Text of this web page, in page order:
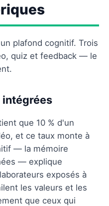
plafond cognitif. Trois
quiz et feedback — le
intégrées
que 10 % d'un
et ce taux monte à
— la mémoire
— explique
exposés à
les valeurs et les
que ceux qui